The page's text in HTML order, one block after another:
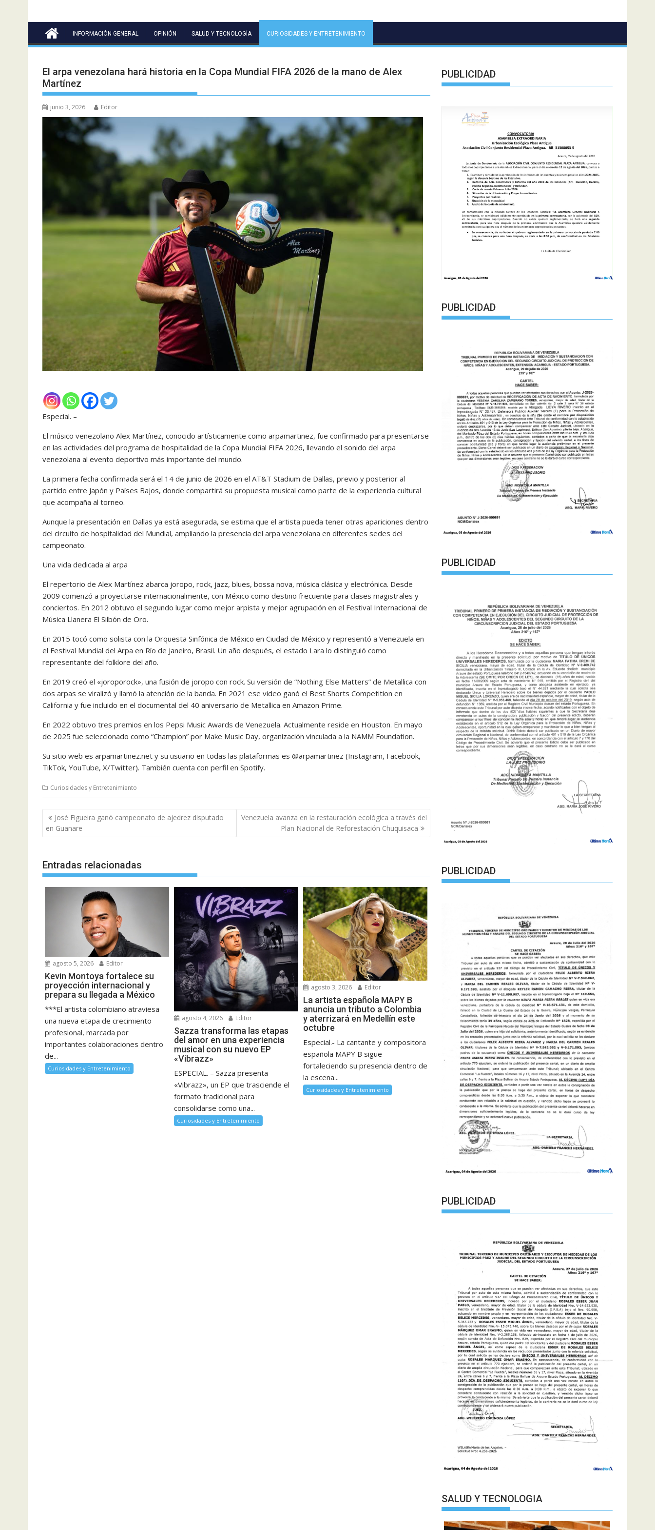
INFORMACIÓN GENERAL OPINIÓN SALUD Y TECNOLOGÍA CURIOSIDADES Y ENTRETENIMIENTO
El arpa venezolana hará historia en la Copa Mundial FIFA 2026 de la mano de Alex
Martínez
junio 3, 2026 Editor
Especial. –
El músico venezolano Alex Martínez, conocido artísticamente como arpamartinez, fue confirmado para presentarse
en las actividades del programa de hospitalidad de la Copa Mundial FIFA 2026, llevando el sonido del arpa
venezolana al evento deportivo más importante del mundo.
La primera fecha confirmada será el 14 de junio de 2026 en el AT&T Stadium de Dallas, previo y posterior al
partido entre Japón y Países Bajos, donde compartirá su propuesta musical como parte de la experiencia cultural
que acompaña al torneo.
Aunque la presentación en Dallas ya está asegurada, se estima que el artista pueda tener otras apariciones dentro
del circuito de hospitalidad del Mundial, ampliando la presencia del arpa venezolana en diferentes sedes del
campeonato.
Una vida dedicada al arpa
El repertorio de Alex Martínez abarca joropo, rock, jazz, blues, bossa nova, música clásica y electrónica. Desde
2009 comenzó a proyectarse internacionalmente, con México como destino frecuente para clases magistrales y
conciertos. En 2012 obtuvo el segundo lugar como mejor arpista y mejor agrupación en el Festival Internacional de
Música Llanera El Silbón de Oro.
En 2015 tocó como solista con la Orquesta Sinfónica de México en Ciudad de México y representó a Venezuela en
el Festival Mundial del Arpa en Río de Janeiro, Brasil. Un año después, el estado Lara lo distinguió como
representante del folklore del año.
En 2019 creó el «joroporock», una fusión de joropo con rock. Su versión de “Nothing Else Matters” de Metallica con
dos arpas se viralizó y llamó la atención de la banda. En 2021 ese video ganó el Best Shorts Competition en
California y fue incluido en el documental del 40 aniversario de Metallica en Amazon Prime.
En 2022 obtuvo tres premios en los Pepsi Music Awards de Venezuela. Actualmente reside en Houston. En mayo
de 2025 fue seleccionado como “Champion” por Make Music Day, organización vinculada a la NAMM Foundation.
Su sitio web es arpamartinez.net y su usuario en todas las plataformas es @arpamartinez (Instagram, Facebook,
TikTok, YouTube, X/Twitter). También cuenta con perfil en Spotify.
Curiosidades y Entretenimiento
Navegación
de
entradas
José Figueira ganó campeonato de ajedrez disputado
en Guanare
Venezuela avanza en la restauración ecológica a través del
Plan Nacional de Reforestación Chuquisaca
Entradas relacionadas
agosto 5, 2026 Editor
Kevin Montoya fortalece su
proyección internacional y
prepara su llegada a México
***El artista colombiano atraviesa
una nueva etapa de crecimiento
profesional, marcada por
importantes colaboraciones dentro
de...
Curiosidades y Entretenimiento
agosto 4, 2026 Editor
Sazza transforma las etapas
del amor en una experiencia
musical con su nuevo EP
«Vibrazz»
ESPECIAL. – Sazza presenta
«Vibrazz», un EP que trasciende el
formato tradicional para
consolidarse como una...
Curiosidades y Entretenimiento
agosto 3, 2026 Editor
La artista española MAPY B
anuncia un tributo a Colombia
y aterrizará en Medellín este
octubre
Especial.- La cantante y compositora
española MAPY B sigue
fortaleciendo su presencia dentro de
la escena...
Curiosidades y Entretenimiento
PUBLICIDAD
PUBLICIDAD
PUBLICIDAD
PUBLICIDAD
PUBLICIDAD
SALUD Y TECNOLOGIA